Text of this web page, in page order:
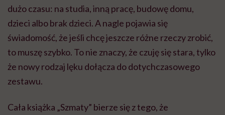
dużo czasu: na studia, inną pracę, budowę domu,
dzieci albo brak dzieci. A nagle pojawia się
świadomość, że jeśli chcę jeszcze różne rzeczy zrobić,
to muszę szybko. To nie znaczy, że czuję się stara, tylko
że nowy rodzaj lęku dołącza do dotychczasowego
zestawu.
Cała książka „Szmaty” bierze się z tego, że